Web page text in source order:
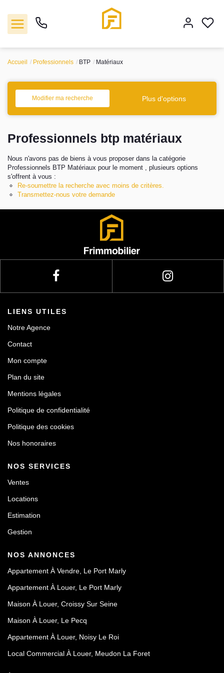
Vente
Location
Biens vendus
Gestion
Estimation
Contact
Accueil Professionnels BTP Matériaux
Modifier ma recherche Plus d'options
Professionnels btp matériaux
Nous n'avons pas de biens à vous proposer dans la catégorie
Professionnels BTP Matériaux pour le moment , plusieurs options
s'offrent à vous :
Re-soumettre la recherche avec moins de critères.
Transmettez-nous votre demande
LIENS UTILES
Notre Agence
Contact
Mon compte
Plan du site
Mentions légales
Politique de confidentialité
Politique des cookies
Nos honoraires
NOS SERVICES
Ventes
Locations
Estimation
Gestion
NOS ANNONCES
Appartement À Vendre, Le Port Marly
Appartement À Louer, Le Port Marly
Maison À Louer, Croissy Sur Seine
Maison À Louer, Le Pecq
Appartement À Louer, Noisy Le Roi
Local Commercial À Louer, Meudon La Foret